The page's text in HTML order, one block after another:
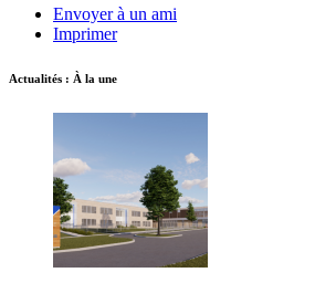
Envoyer à un ami
Imprimer
Actualités : À la une